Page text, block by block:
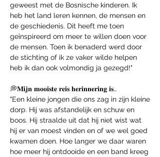
geweest met de Bosnische kinderen. Ik
heb het land leren kennen, de mensen en
de geschiedenis. Dit heeft me toen
geïnspireerd om meer te willen doen voor
de mensen. Toen ik benaderd werd door
de stichting of ik ze vaker wilde helpen
heb ik dan ook volmondig ja gezegd!"
💭𝐌𝐢𝐣𝐧 𝐦𝐨𝐨𝐢𝐬𝐭𝐞 𝐫𝐞𝐢𝐬 𝐡𝐞𝐫𝐢𝐧𝐧𝐞𝐫𝐢𝐧𝐠 𝐢𝐬…
"Een kleine jongen die ons zag in zijn kleine
dorp. Hij was afstandelijk en schuw en
boos. Hij straalde uit dat hij niet wist wat
hij er van moest vinden en of we wel goed
kwamen doen. Hoe langer we daar waren
hoe meer hij ontdooide en een band kreeg